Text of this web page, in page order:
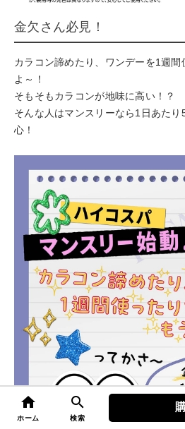
home
ホーム
search
検索
金欠さん必見！
カラコン諦めたり、ワンデーを1週
よ～！
そもそもカラコンが地味に高い！？
そんな人はマンスリーなら1日あた
心！